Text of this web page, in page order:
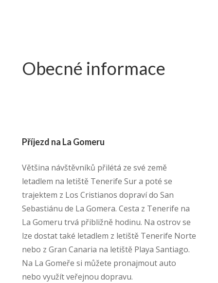
Obecné informace
Příjezd na La Gomeru
Většina návštěvníků přilétá ze své země
letadlem na letiště Tenerife Sur a poté se
trajektem z Los Cristianos dopraví do San
Sebastiánu de La Gomera. Cesta z Tenerife na
La Gomeru trvá přibližně hodinu. Na ostrov se
lze dostat také letadlem z letiště Tenerife Norte
nebo z Gran Canaria na letiště Playa Santiago.
Na La Gomeře si můžete pronajmout auto
nebo využít veřejnou dopravu.